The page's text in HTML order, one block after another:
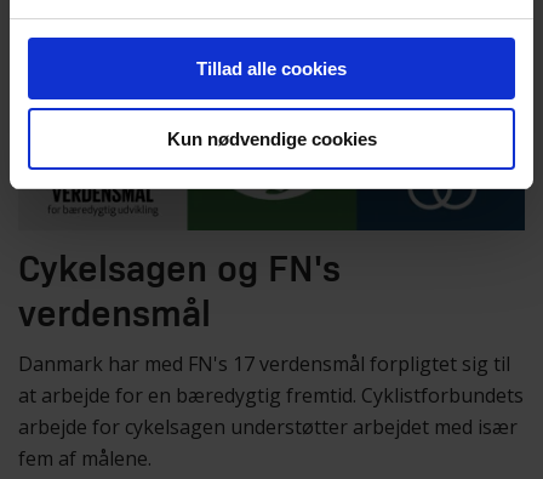
Tillad alle cookies
Kun nødvendige cookies
Cykelsagen og FN's
verdensmål
Danmark har med FN's 17 verdensmål forpligtet sig til
at arbejde for en bæredygtig fremtid. Cyklistforbundets
arbejde for cykelsagen understøtter arbejdet med især
fem af målene.